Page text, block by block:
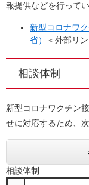
報提供などを行ってい
新型コロナワ
省）
＜外部リ
相談体制
新型コロナワクチン
せに対応するため、
相談体制